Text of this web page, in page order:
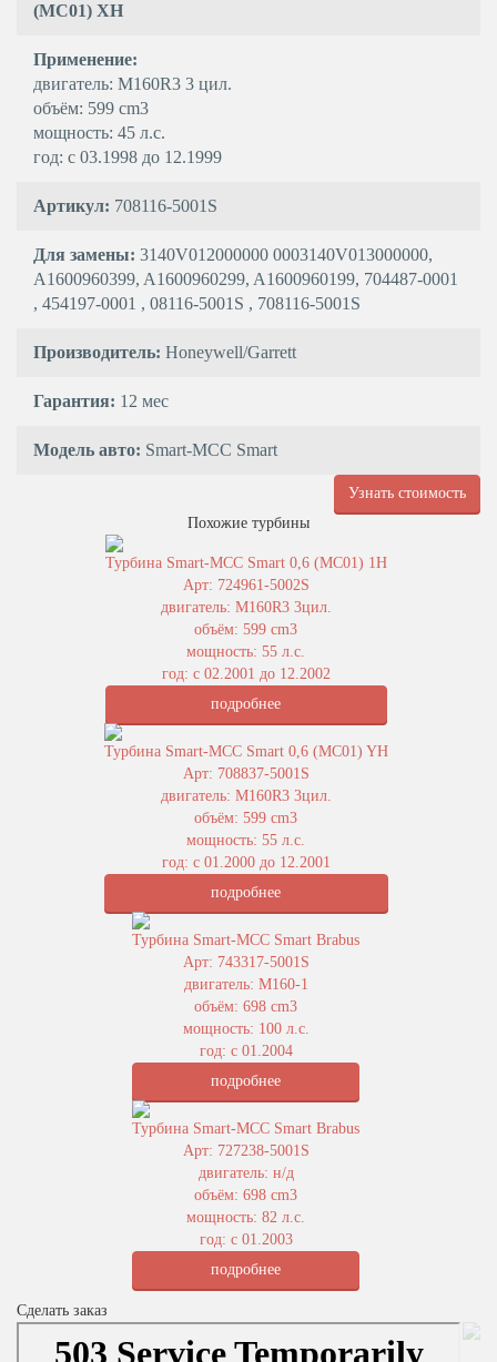
(MC01) XH
Применение:
двигатель: M160R3 3 цил.
объём: 599 cm3
мощность: 45 л.с.
год: с 03.1998 до 12.1999
Артикул: 708116-5001S
Для замены: 3140V012000000 0003140V013000000,
A1600960399, A1600960299, A1600960199, 704487-0001
, 454197-0001 , 08116-5001S , 708116-5001S
Производитель: Honeywell/Garrett
Гарантия: 12 мес
Модель авто: Smart-MCC Smart
Узнать стоимость
Похожие турбины
Турбина Smart-MCC Smart 0,6 (MC01) 1H
Арт: 724961-5002S
двигатель: M160R3 3цил.
объём: 599 cm3
мощность: 55 л.с.
год: с 02.2001 до 12.2002
подробнее
Турбина Smart-MCC Smart 0,6 (MC01) YH
Арт: 708837-5001S
двигатель: M160R3 3цил.
объём: 599 cm3
мощность: 55 л.с.
год: с 01.2000 до 12.2001
подробнее
Турбина Smart-MCC Smart Brabus
Арт: 743317-5001S
двигатель: M160-1
объём: 698 cm3
мощность: 100 л.с.
год: с 01.2004
подробнее
Турбина Smart-MCC Smart Brabus
Арт: 727238-5001S
двигатель: н/д
объём: 698 cm3
мощность: 82 л.с.
год: с 01.2003
подробнее
Сделать заказ